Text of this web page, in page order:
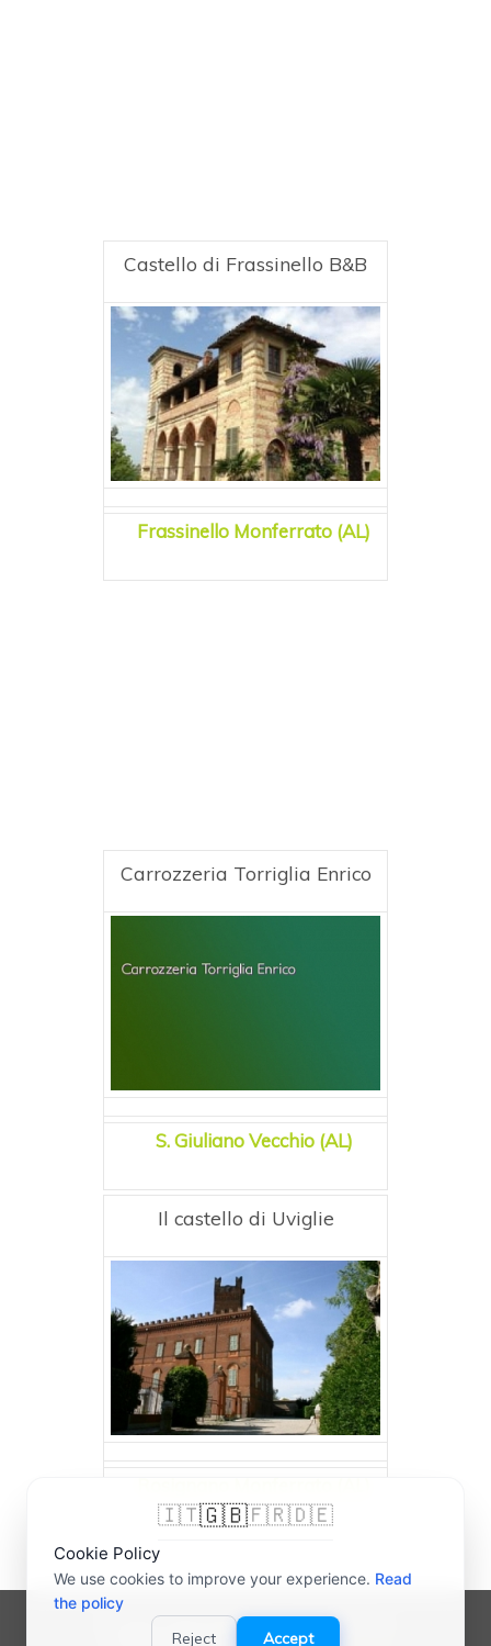
Castello di Frassinello B&B
Frassinello Monferrato (AL)
Carrozzeria Torriglia Enrico
S. Giuliano Vecchio (AL)
Il castello di Uviglie
© 2007-2026 bigliettidavisitare® | P.IVA
🇮🇹🇬🇧🇫🇷🇩🇪
Cookie Policy
We use cookies to improve your experience. Read
the policy
Reject Accept